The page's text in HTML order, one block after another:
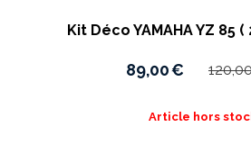
Kit Déco YAMAHA YZ 85 (
89,00€
Article hors